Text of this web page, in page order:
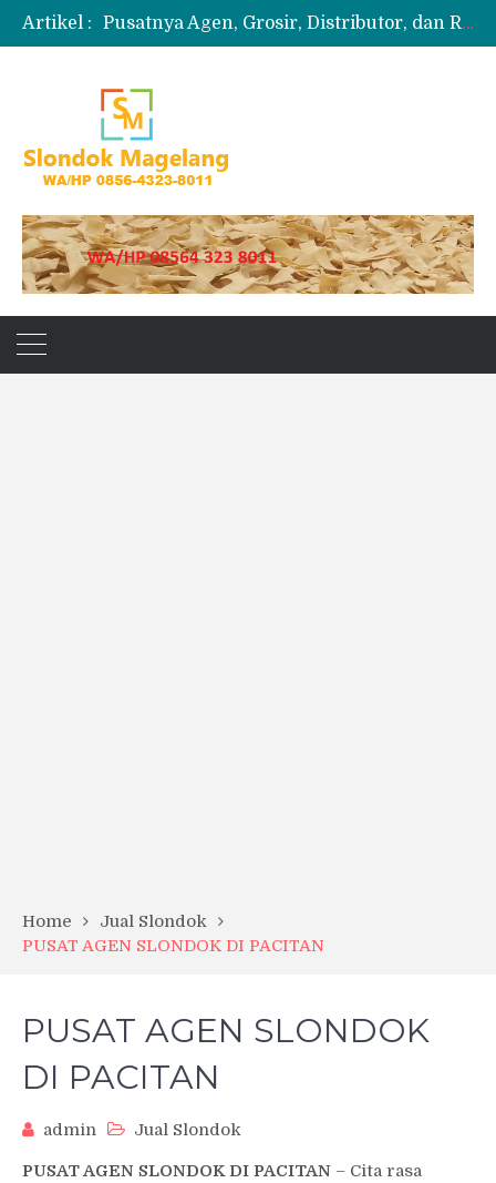
Artikel :
Pusatnya Agen, Grosir, Distributor, dan Reseller Puyur Koin
Produksi Slondok
Jual Puyur Koin Mentah 1 Ball 5 kg
Home
Jual Slondok
PUSAT AGEN SLONDOK DI PACITAN
PUSAT AGEN SLONDOK
DI PACITAN
admin Jual Slondok
PUSAT AGEN SLONDOK DI PACITAN – Cita rasa